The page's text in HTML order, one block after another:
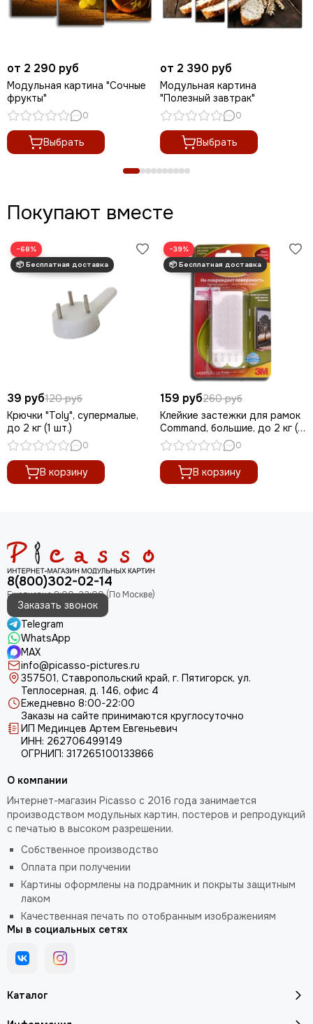
от 2 290 руб
Модульная картина "Сочные
фрукты"
0
Выбрать
от 2 390 руб
Модульная картина
"Полезный завтрак"
0
Выбрать
Покупают вместе
−68%
39 руб120 руб
Крючки "Toly", супермалые,
до 2 кг (1 шт.)
0
В корзину
−39%
159 руб260 руб
Клейкие застежки для рамок
Command, большие, до 2 кг (1
шт.)
0
В корзину
8(800)302-02-14
Заказать звонок
Telegram
WhatsApp
MAX
info@picasso-pictures.ru
357501, Ставропольский край, г. Пятигорск, ул.
Теплосерная, д. 146, офис 4
Ежедневно 8:00-22:00
Заказы на сайте принимаются круглосуточно
ИП Мединцев Артем Евгеньевич
ИНН: 262706499149
ОГРНИП: 317265100133866
Каталог
О компании
Интернет-магазин Picasso с 2016 года занимается
производством модульных картин, постеров и репродукций
с печатью в высоком разрешении.
Собственное производство
Оплата при получении
Картины оформлены на подрамник и покрыты защитным
лаком
Качественная печать по отобранным изображениям
Мы в социальных сетях